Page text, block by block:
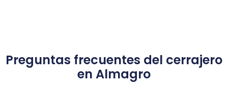
Preguntas frecuentes del cerrajero
en Almagro